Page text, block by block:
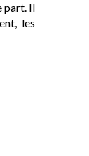
part. Il
les